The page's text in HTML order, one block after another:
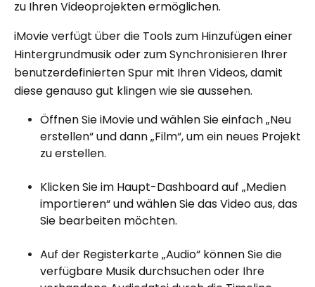
zu Ihren Videoprojekten ermöglichen.
iMovie verfügt über die Tools zum Hinzufügen einer
Hintergrundmusik oder zum Synchronisieren Ihrer
benutzerdefinierten Spur mit Ihren Videos, damit
diese genauso gut klingen wie sie aussehen.
Öffnen Sie iMovie und wählen Sie einfach „Neu
erstellen“ und dann „Film“, um ein neues Projekt
zu erstellen.
Klicken Sie im Haupt-Dashboard auf „Medien
importieren“ und wählen Sie das Video aus, das
Sie bearbeiten möchten.
Auf der Registerkarte „Audio“ können Sie die
verfügbare Musik durchsuchen oder Ihre